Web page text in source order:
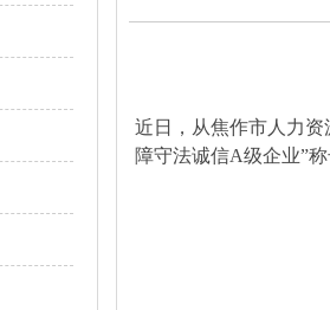
近日，从焦作市人力
障守法诚信A级企业”